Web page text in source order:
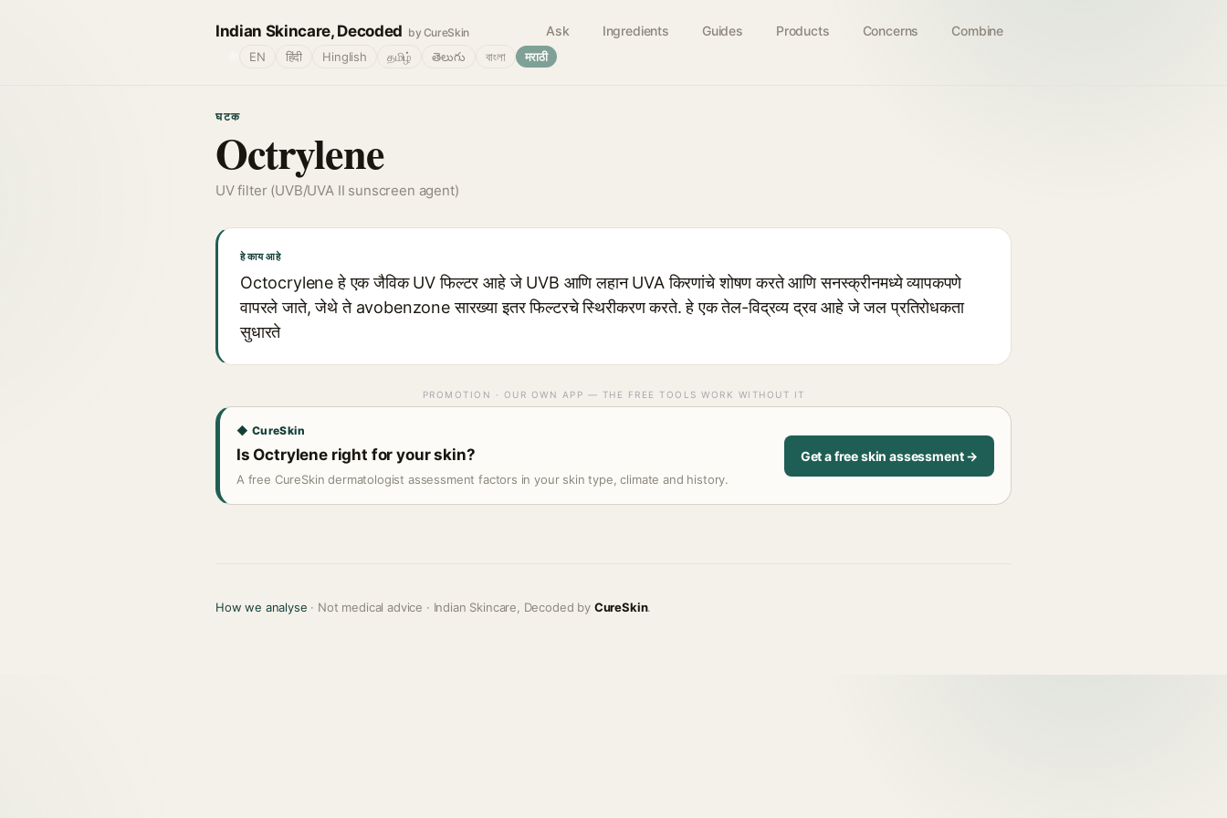
Indian Skincare, Decoded by CureSkin Ask Ingredients Guides Products Concerns Combine
EN हिंदी Hinglish தமிழ் తెలుగు বাংলা मराठी
घटक
Octrylene
UV filter (UVB/UVA II sunscreen agent)
हे काय आहे
Octocrylene हे एक जैविक UV फिल्टर आहे जे UVB आणि लहान UVA किरणांचे शोषण करते आणि सनस्क्रीनमध्ये व्यापकपणे
वापरले जाते, जेथे ते avobenzone सारख्या इतर फिल्टरचे स्थिरीकरण करते. हे एक तेल-विद्रव्य द्रव आहे जे जल प्रतिरोधकता
सुधारते
PROMOTION · OUR OWN APP — THE FREE TOOLS WORK WITHOUT IT
◆ CureSkin
Is Octrylene right for your skin?
A free CureSkin dermatologist assessment factors in your skin type, climate and history.
Get a free skin assessment →
How we analyse · Not medical advice · Indian Skincare, Decoded by CureSkin.